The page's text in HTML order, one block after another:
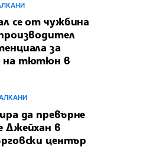
се от чужбина
за
на тютюн в
да превърне
Джейхан в
център